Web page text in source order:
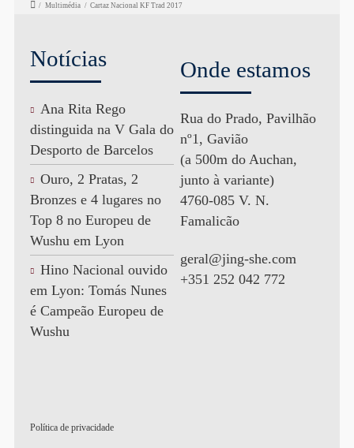
/ Multimédia / Cartaz Nacional KF Trad 2017
Notícias
Ana Rita Rego
distinguida na V Gala do
Desporto de Barcelos
Ouro, 2 Pratas, 2
Bronzes e 4 lugares no
Top 8 no Europeu de
Wushu em Lyon
Hino Nacional ouvido
em Lyon: Tomás Nunes
é Campeão Europeu de
Wushu
Onde estamos
Rua do Prado, Pavilhão
nº1, Gavião
(a 500m do Auchan,
junto à variante)
4760-085 V. N.
Famalicão
geral@jing-she.com
+351 252 042 772
Política de privacidade